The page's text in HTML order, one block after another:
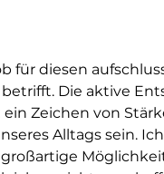
für diesen
betrifft. Die aktive
Zeichen von
Alltags sein.